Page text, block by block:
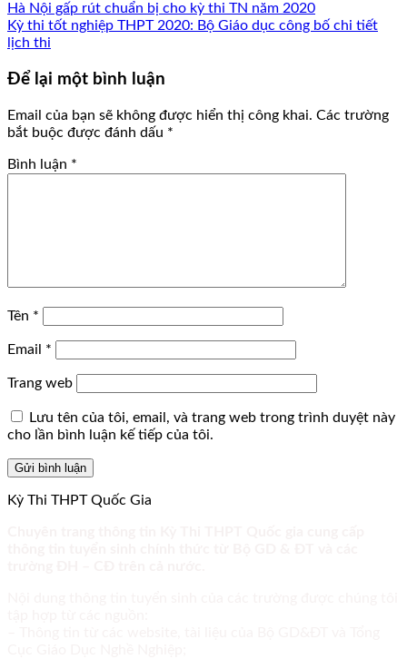
Hà Nội gấp rút chuẩn bị cho kỳ thi TN năm 2020
Kỳ thi tốt nghiệp THPT 2020: Bộ Giáo dục công bố chi tiết
lịch thi
Để lại một bình luận
Email của bạn sẽ không được hiển thị công khai. Các trường
bắt buộc được đánh dấu *
Bình luận *
Tên *
Email *
Trang web
Lưu tên của tôi, email, và trang web trong trình duyệt này
cho lần bình luận kế tiếp của tôi.
Kỳ Thi THPT Quốc Gia